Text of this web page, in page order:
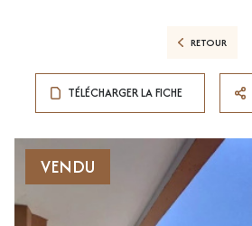
RETOUR
TÉLÉCHARGER LA FICHE
VENDU